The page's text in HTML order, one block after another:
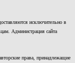
исключительно в
Администрация сайта
права, принадлежащие